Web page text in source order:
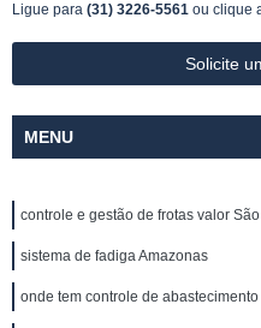
Ligue para (31) 3226-5561 ou clique
Solicite
MENU
controle e gestão de frotas valor
sistema de fadiga Amazonas
onde tem controle de